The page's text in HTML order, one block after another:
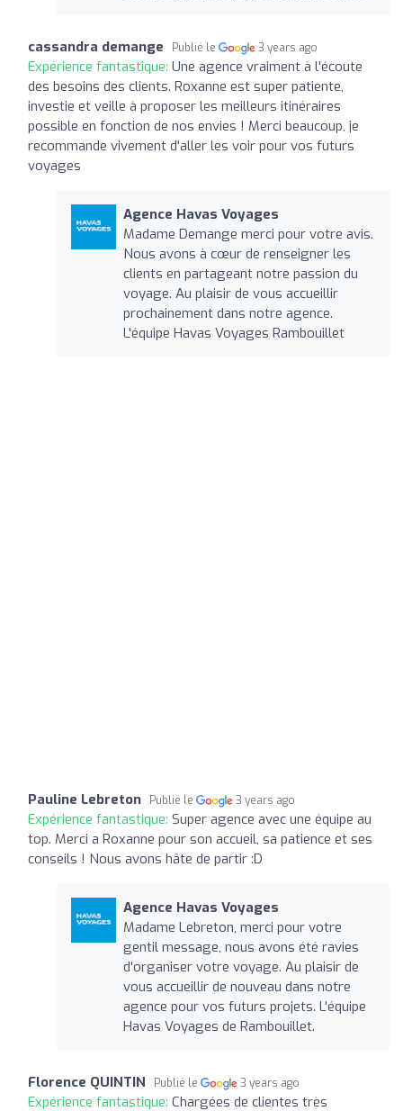
cassandra demange Publié le 3 years ago
Expérience fantastique: Une agence vraiment à l'écoute
des besoins des clients. Roxanne est super patiente,
investie et veille à proposer les meilleurs itinéraires
possible en fonction de nos envies ! Merci beaucoup, je
recommande vivement d'aller les voir pour vos futurs
voyages
Agence Havas Voyages
Madame Demange merci pour votre avis.
Nous avons à cœur de renseigner les
clients en partageant notre passion du
voyage. Au plaisir de vous accueillir
prochainement dans notre agence.
L'équipe Havas Voyages Rambouillet
Pauline Lebreton Publié le 3 years ago
Expérience fantastique: Super agence avec une équipe au
top. Merci a Roxanne pour son accueil, sa patience et ses
conseils ! Nous avons hâte de partir :D
Agence Havas Voyages
Madame Lebreton, merci pour votre
gentil message, nous avons été ravies
d'organiser votre voyage. Au plaisir de
vous accueillir de nouveau dans notre
agence pour vos futurs projets. L'équipe
Havas Voyages de Rambouillet.
Florence QUINTIN Publié le 3 years ago
Expérience fantastique: Chargées de clientes très